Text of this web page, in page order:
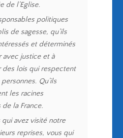
de l’Eglise.
politiques
de sagesse, qu’ils
et déterminés
avec justice et à
des lois qui respectent
Qu’ils
les racines
la France.
qui avez visité notre
reprises, vous qui